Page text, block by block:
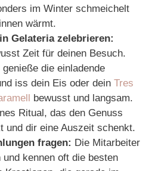
im Winter schmeichelt
wärmt.
Gelateria zelebrieren:
Zeit für deinen Besuch.
die einladende
iss dein Eis oder dein Tres
bewusst und langsam.
Ritual, das den Genuss
und dir eine Auszeit schenkt.
fragen: Die Mitarbeiter
kennen oft die besten